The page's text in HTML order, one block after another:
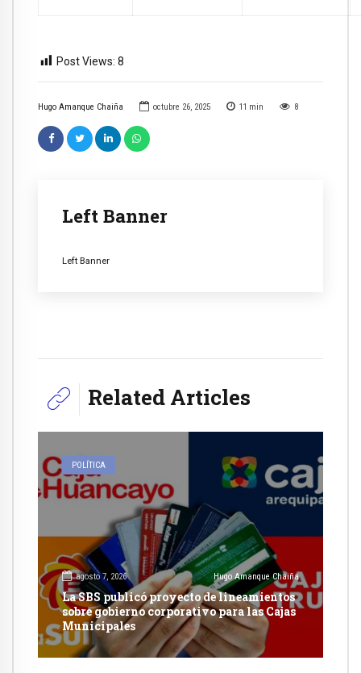
Hugo Amanque Chaiña octubre 26, 2025 11 min 8
Left Banner
Left Banner
Post Views: 8
Related Articles
POLÍTICA
agosto 7, 2026 Hugo Amanque Chaiña
La SBS publicó proyecto de lineamientos
sobre gobierno corporativo para las Cajas
Municipales